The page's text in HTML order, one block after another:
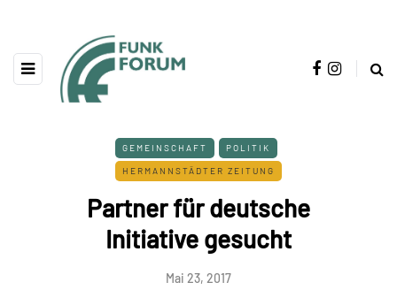
GEMEINSCHAFT POLITIK
HERMANNSTÄDTER ZEITUNG
Partner für deutsche
Initiative gesucht
Mai 23, 2017